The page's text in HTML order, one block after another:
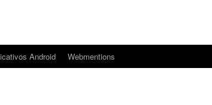
Android Webmentions